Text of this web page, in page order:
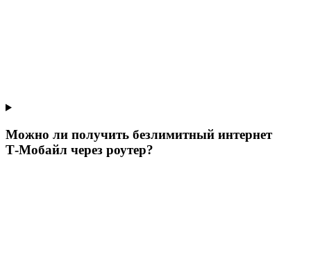
Можно ли получить безлимитный интернет
Т‑Мобайл через роутер?